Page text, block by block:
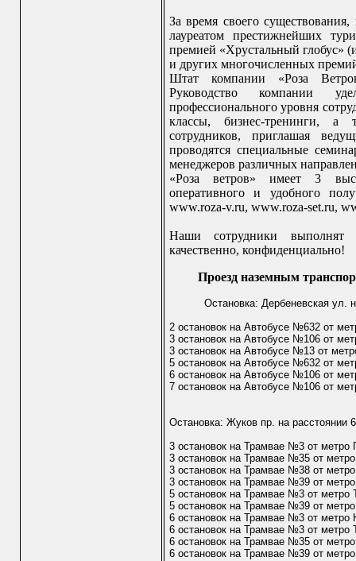
За время своего
лауреатом престижнейших
премией «Хрустальный глобус»
и других многочисленных
Штат компании «Роза
Руководство компании
профессионального уровня
классы, бизнес-тренинги, а
сотрудников, приглашая
проводятся специальные
менеджеров различных
«Роза ветров» имеет 3
оперативного и удобного
www.roza-v.ru, www.roza-set.ru,
Наши сотрудники выполнят
качественно, конфиденциально!
Проезд наземным
Остановка: Дербеневская ул.
2 остановок на Автобусе №632 от
3 остановок на Автобусе №106 от
3 остановок на Автобусе №13 от
5 остановок на Автобусе №632 от
6 остановок на Автобусе №106 от
7 остановок на Автобусе №106 от
Остановка: Жуков пр. на расстоянии
3 остановок на Трамвае №3 от метро
3 остановок на Трамвае №35 от
3 остановок на Трамвае №38 от
3 остановок на Трамвае №39 от
5 остановок на Трамвае №3 от метро
5 остановок на Трамвае №39 от метро
6 остановок на Трамвае №3 от метро
6 остановок на Трамвае №3 от метро
6 остановок на Трамвае №35 от
6 остановок на Трамвае №39 от метро